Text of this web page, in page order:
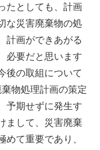
たとしても、計画
な災害廃棄物の処
計画ができあがる
必要だと思います
後の取組について
物処理計画の策定
予期せずに発生す
まして、災害廃棄
て重要であり、